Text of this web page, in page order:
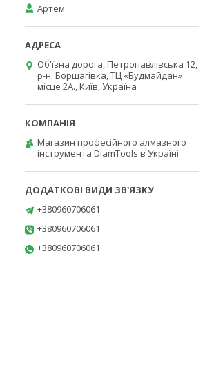
Артем
Об'їзна дорога, Петропавлівська 12,
р-н. Борщагівка, ТЦ «Будмайдан»
місце 2А., Київ, Україна
Магазин професійного алмазного
інструмента DiamTools в Україні
+380960706061
+380960706061
+380960706061